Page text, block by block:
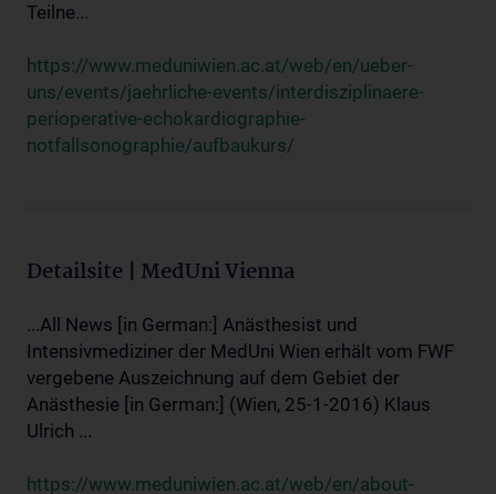
Teilne...
https://www.meduniwien.ac.at/web/en/ueber-
uns/events/jaehrliche-events/interdisziplinaere-
perioperative-echokardiographie-
notfallsonographie/aufbaukurs/
Detailsite | MedUni Vienna
...All News [in German:] Anästhesist und
Intensivmediziner der MedUni Wien erhält vom FWF
vergebene Auszeichnung auf dem Gebiet der
Anästhesie [in German:] (Wien, 25-1-2016) Klaus
Ulrich ...
https://www.meduniwien.ac.at/web/en/about-